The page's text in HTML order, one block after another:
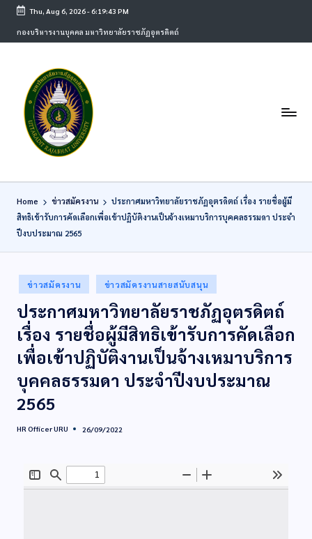
Thu, Aug 6, 2026-6:19:43 PM
กองบริหารงานบุคคล มหาวิทยาลัยราชภัฏอุตรดิตถ์
Home ข่าวสมัครงาน
ประกาศมหาวิทยาลัยราชภัฏอุตรดิตถ์ เรื่อง รายชื่อผู้มี
สิทธิเข้ารับการคัดเลือกเพื่อเข้าปฏิบัติงานเป็นจ้างเหมาบริการบุคคลธรรมดา ประจำ
ปีงบประมาณ 2565
ข่าวสมัครงาน ข่าวสมัครงานสายสนับสนุน
ประกาศมหาวิทยาลัยราชภัฏอุตรดิตถ์
เรื่อง รายชื่อผู้มีสิทธิเข้ารับการคัดเลือก
เพื่อเข้าปฏิบัติงานเป็นจ้างเหมาบริการ
บุคคลธรรมดา ประจำปีงบประมาณ
2565
HR Officer URU 26/09/2022